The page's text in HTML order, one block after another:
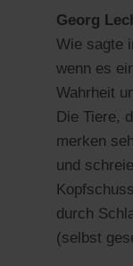
Georg
Wie sagte
wenn es
Wahrheit
Die Tiere,
merken
und
durch
(selbst